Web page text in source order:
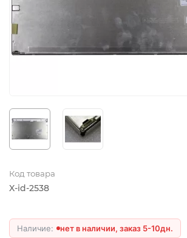
Код товара
X-id-2538
нет в наличии, заказ 5-10дн.